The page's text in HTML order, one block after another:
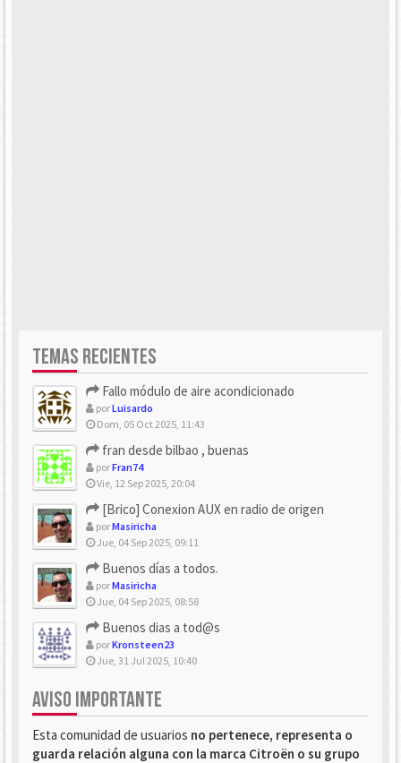
TEMAS RECIENTES
Fallo módulo de aire acondicionado
porLuisardo
Dom, 05 Oct 2025, 11:43
fran desde bilbao , buenas
porFran74
Vie, 12 Sep 2025, 20:04
[Brico] Conexion AUX en radio de origen
porMasiricha
Jue, 04 Sep 2025, 09:11
Buenos días a todos.
porMasiricha
Jue, 04 Sep 2025, 08:58
Buenos dias a tod@s
porKronsteen23
Jue, 31 Jul 2025, 10:40
AVISO IMPORTANTE
Esta comunidad de usuarios no pertenece, representa o
guarda relación alguna con la marca Citroën o su grupo